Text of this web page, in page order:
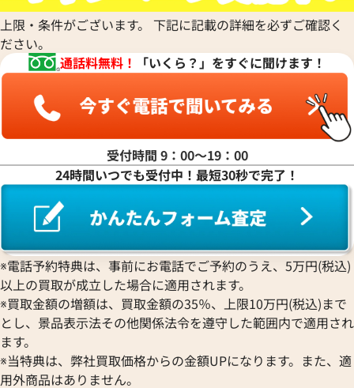
上限・条件がございます。 下記に記載の詳細を必ずご確認く
ださい。
通話料無料！
「いくら？」をすぐに聞けます！
受付時間 9：00〜19：00
24時間いつでも受付中！最短30秒で完了！
※電話予約特典は、事前にお電話でご予約のうえ、5万円(税込)
以上の買取が成立した場合に適用されます。
※買取金額の増額は、買取金額の35％、上限10万円(税込)まで
とし、景品表示法その他関係法令を遵守した範囲内で適用され
ます。
※当特典は、弊社買取価格からの金額UPになります。また、適
用外商品はありません。